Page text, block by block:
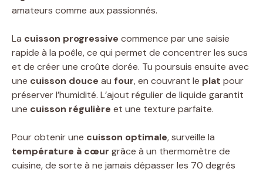
amateurs comme aux passionnés.
La cuisson progressive commence par une saisie
rapide à la poêle, ce qui permet de concentrer les sucs
et de créer une croûte dorée. Tu poursuis ensuite avec
une cuisson douce au four, en couvrant le plat pour
préserver l’humidité. L’ajout régulier de liquide garantit
une cuisson régulière et une texture parfaite.
Pour obtenir une cuisson optimale, surveille la
température à cœur grâce à un thermomètre de
cuisine, de sorte à ne jamais dépasser les 70 degrés